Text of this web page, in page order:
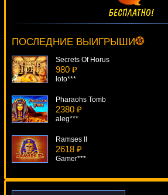
ПОСЛЕДНИЕ ВЫИГРЫШИ
Lucy***
Secrets Of Horus
980 ₽
loto***
Pharaohs Tomb
2380 ₽
aleg***
Ramses II
2618 ₽
Gamer***
Mermaids Pearl
2127 ₽